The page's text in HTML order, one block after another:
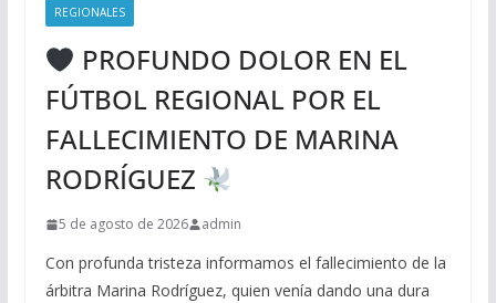
REGIONALES
PROFUNDO DOLOR EN EL
FÚTBOL REGIONAL POR EL
FALLECIMIENTO DE MARINA
RODRÍGUEZ
5 de agosto de 2026 admin
Con profunda tristeza informamos el fallecimiento de la
árbitra Marina Rodríguez, quien venía dando una dura